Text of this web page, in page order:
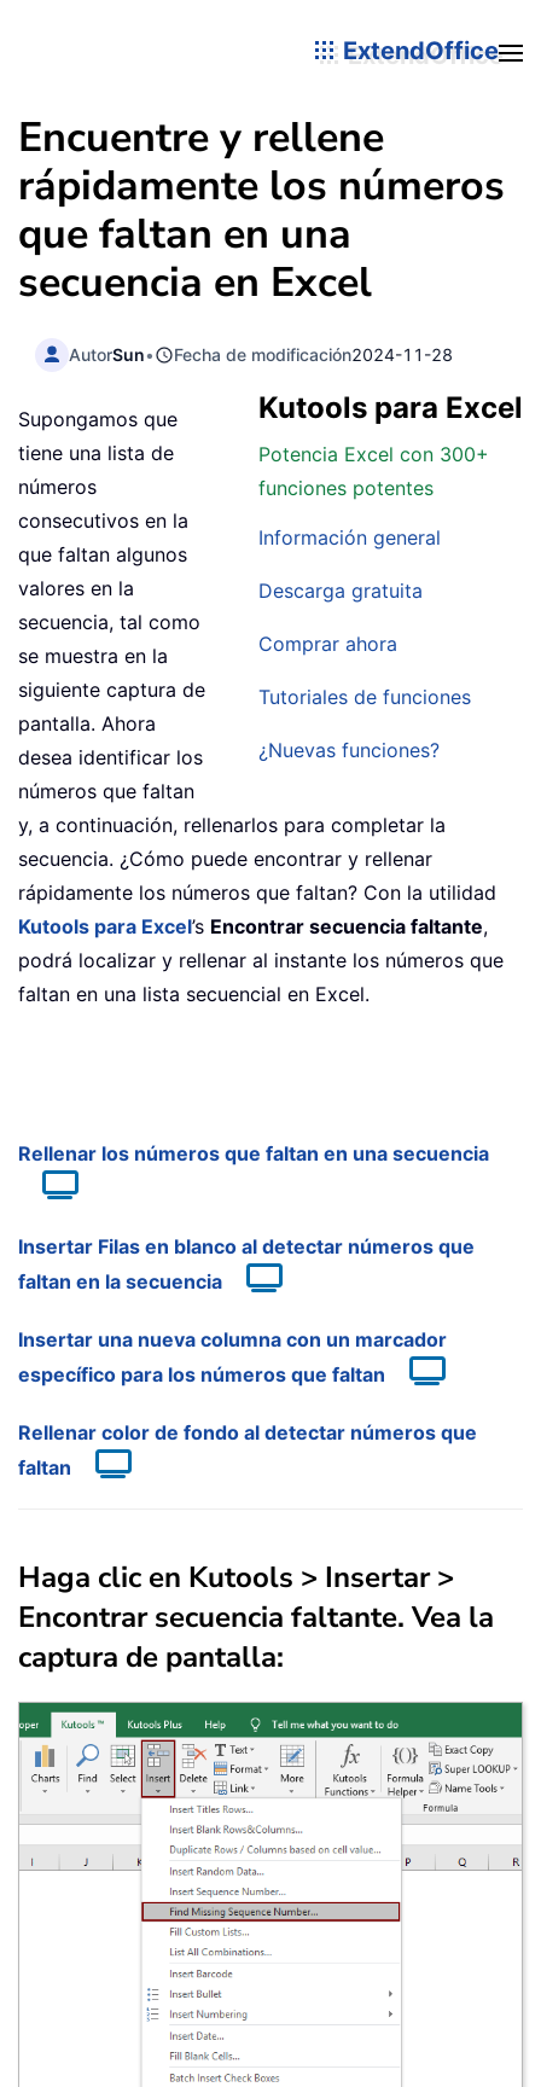
ExtendOffice
Encuentre y rellene
rápidamente los números
que faltan en una
secuencia en Excel
AutorSun• Fecha de modificación2024-11-28
Kutools para Excel
Potencia Excel con 300+
funciones potentes
Información general
Descarga gratuita
Comprar ahora
Tutoriales de funciones
¿Nuevas funciones?
Supongamos que
tiene una lista de
números
consecutivos en la
que faltan algunos
valores en la
secuencia, tal como
se muestra en la
siguiente captura de
pantalla. Ahora
desea identificar los
números que faltan
y, a continuación, rellenarlos para completar la
secuencia. ¿Cómo puede encontrar y rellenar
rápidamente los números que faltan? Con la utilidad
Kutools para Excel’s Encontrar secuencia faltante,
podrá localizar y rellenar al instante los números que
faltan en una lista secuencial en Excel.
Rellenar los números que faltan en una secuencia
Insertar Filas en blanco al detectar números que
faltan en la secuencia
Insertar una nueva columna con un marcador
específico para los números que faltan
Rellenar color de fondo al detectar números que
faltan
Haga clic en Kutools > Insertar>
Encontrar secuencia faltante. Vea la
captura de pantalla: